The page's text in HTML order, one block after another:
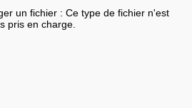
un fichier : Ce type de fichier n'est
pris en charge.